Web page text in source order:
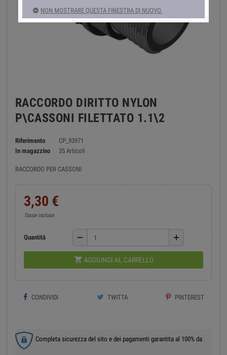
RACCORDO DIRITTO NYLON
P\CASSONI FILETTATO 1.1\2
Riferimento
CP_93971
In magazzino
35 Articoli
RACCORDO PER CASSONI
3,30 €
Tasse incluse
Quantità remove add
 AGGIUNGI AL CARRELLO
CONDIVIDI TWITTA PINTEREST
Completa sicurezza del sito e dei pagamenti garantita al 100% da
NON MOSTRARE QUESTA FINESTRA DI NUOVO.